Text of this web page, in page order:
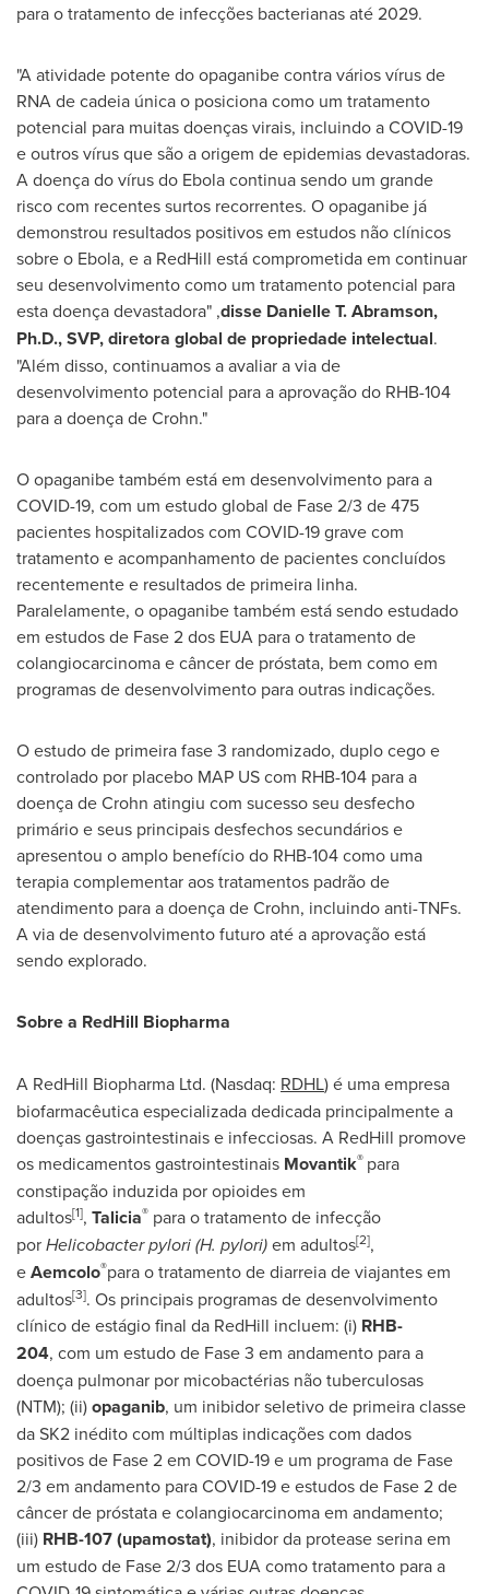
para o tratamento de infecções bacterianas até 2029.
"A atividade potente do opaganibe contra vários vírus de
RNA de cadeia única o posiciona como um tratamento
potencial para muitas doenças virais, incluindo a COVID-19
e outros vírus que são a origem de epidemias devastadoras.
A doença do vírus do Ebola continua sendo um grande
risco com recentes surtos recorrentes. O opaganibe já
demonstrou resultados positivos em estudos não clínicos
sobre o Ebola, e a RedHill está comprometida em continuar
seu desenvolvimento como um tratamento potencial para
esta doença devastadora" ,disse Danielle T. Abramson,
Ph.D., SVP, diretora global de propriedade intelectual.
"Além disso, continuamos a avaliar a via de
desenvolvimento potencial para a aprovação do RHB-104
para a doença de Crohn."
O opaganibe também está em desenvolvimento para a
COVID-19, com um estudo global de Fase 2/3 de 475
pacientes hospitalizados com COVID-19 grave com
tratamento e acompanhamento de pacientes concluídos
recentemente e resultados de primeira linha.
Paralelamente, o opaganibe também está sendo estudado
em estudos de Fase 2 dos EUA para o tratamento de
colangiocarcinoma e câncer de próstata, bem como em
programas de desenvolvimento para outras indicações.
O estudo de primeira fase 3 randomizado, duplo cego e
controlado por placebo MAP US com RHB-104 para a
doença de Crohn atingiu com sucesso seu desfecho
primário e seus principais desfechos secundários e
apresentou o amplo benefício do RHB-104 como uma
terapia complementar aos tratamentos padrão de
atendimento para a doença de Crohn, incluindo anti-TNFs.
A via de desenvolvimento futuro até a aprovação está
sendo explorado.
Sobre a RedHill Biopharma
A RedHill Biopharma Ltd. (Nasdaq: RDHL) é uma empresa
biofarmacêutica especializada dedicada principalmente a
doenças gastrointestinais e infecciosas. A RedHill promove
os medicamentos gastrointestinais Movantik® para
constipação induzida por opioides em
adultos[1], Talicia® para o tratamento de infecção
porHelicobacter pylori (H. pylori)em adultos[2],
eAemcolo®para o tratamento de diarreia de viajantes em
adultos[3]. Os principais programas de desenvolvimento
clínico de estágio final da RedHill incluem: (i) RHB-
204, com um estudo de Fase 3 em andamento para a
doença pulmonar por micobactérias não tuberculosas
(NTM); (ii)opaganib, um inibidor seletivo de primeira classe
da SK2 inédito com múltiplas indicações com dados
positivos de Fase 2 em COVID-19 e um programa de Fase
2/3 em andamento para COVID-19 e estudos de Fase 2 de
câncer de próstata e colangiocarcinoma em andamento;
(iii) RHB-107(upamostat), inibidor da protease serina em
um estudo de Fase 2/3 dos EUA como tratamento para a